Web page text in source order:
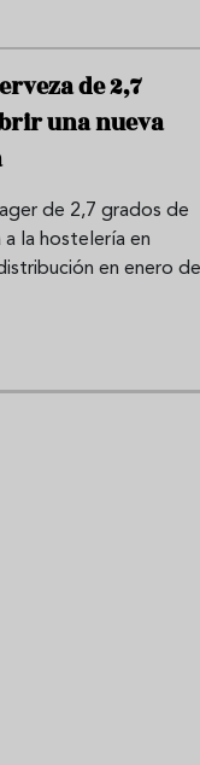
de 2,7
una nueva
de 2,7 grados de
a la hostelería en
en enero de